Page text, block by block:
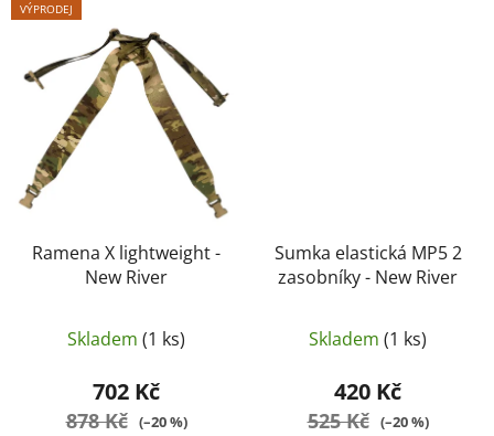
VÝPRODEJ
Ramena X lightweight -
New River
Skladem (1 ks)
702 Kč
878 Kč (–20 %)
Sumka elastická MP5 2
zasobníky - New River
Skladem (1 ks)
420 Kč
525 Kč (–20 %)